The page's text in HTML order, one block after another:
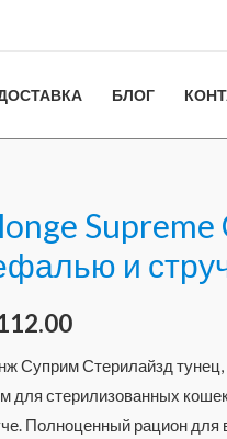
БЛОГ
Supreme
и
Суприм Стерилайзд
для стерилизованных
Полноценный рацион для